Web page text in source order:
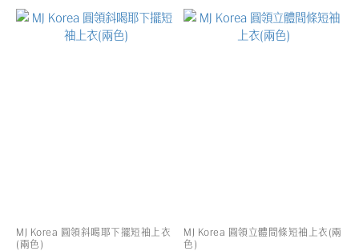
MJ Korea 圓領斜喝耶下擺短袖上衣
(兩色)
MJ Korea 圓領立體間條短袖上衣(兩
色)